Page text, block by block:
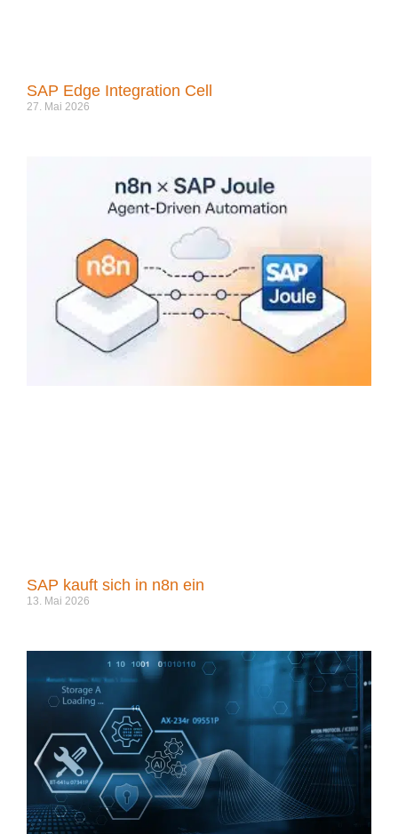
SAP Edge Integration Cell
27. Mai 2026
SAP kauft sich in n8n ein
13. Mai 2026